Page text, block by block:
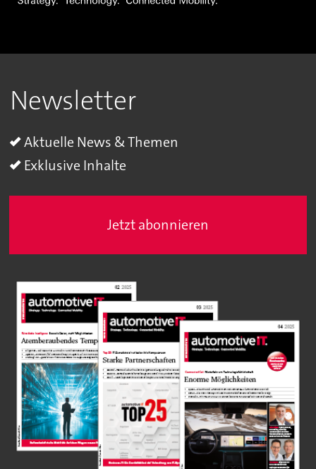
Newsletter
Aktuelle News & Themen
Exklusive Inhalte
Jetzt abonnieren